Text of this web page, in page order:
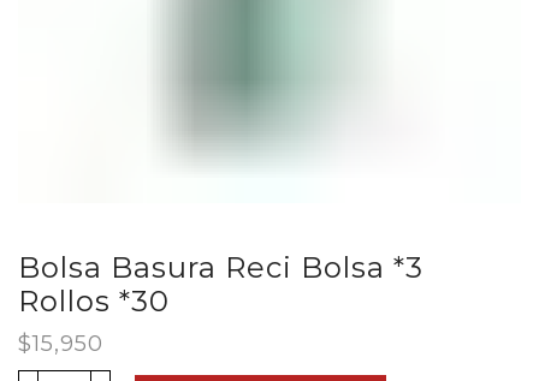
Bolsa Basura Reci Bolsa *3
Rollos *30
$15,950